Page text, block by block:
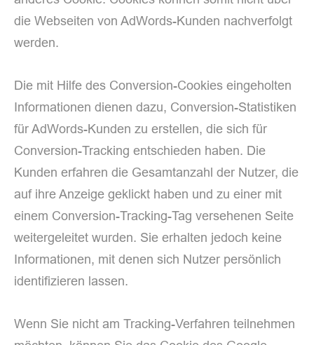
die Webseiten von AdWords-Kunden nachverfolgt
werden.
Die mit Hilfe des Conversion-Cookies eingeholten
Informationen dienen dazu, Conversion-Statistiken
für AdWords-Kunden zu erstellen, die sich für
Conversion-Tracking entschieden haben. Die
Kunden erfahren die Gesamtanzahl der Nutzer, die
auf ihre Anzeige geklickt haben und zu einer mit
einem Conversion-Tracking-Tag versehenen Seite
weitergeleitet wurden. Sie erhalten jedoch keine
Informationen, mit denen sich Nutzer persönlich
identifizieren lassen.
Wenn Sie nicht am Tracking-Verfahren teilnehmen